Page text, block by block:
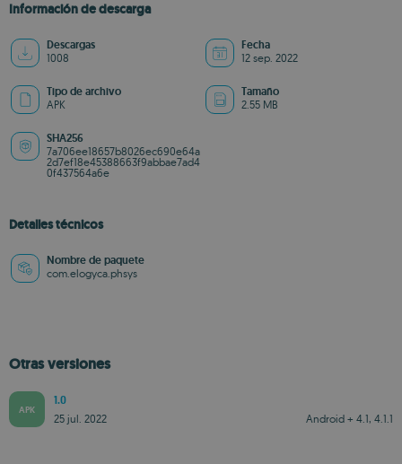
Información de descarga
Descargas
1008
Fecha
12 sep. 2022
Tipo de archivo
APK
Tamaño
2.55 MB
SHA256
7a706ee18657b8026ec690e64a
2d7ef18e45388663f9abbae7ad4
0f437564a6e
Detalles técnicos
Nombre de paquete
com.elogyca.phsys
Otras versiones
APK
1.0
Android + 4.1, 4.1.1
25 jul. 2022